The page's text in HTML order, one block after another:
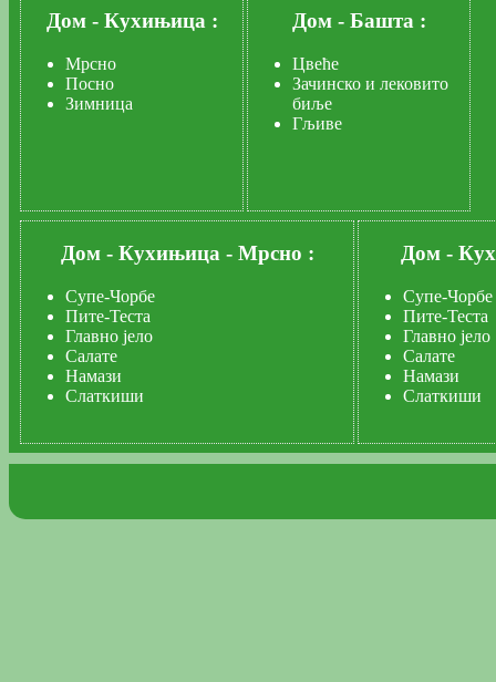
Дом - Кухињица :
Мрсно
Посно
Зимница
Дом - Башта :
Цвеће
Зачинско и лековито
биље
Гљиве
Дом - Кухињица - Мрсно :
Супе-Чорбе
Пите-Теста
Главно јело
Салате
Намази
Слаткиши
Дом -
Супе-Чорбе
Пите-Теста
Главно јело
Салате
Намази
Слаткиши